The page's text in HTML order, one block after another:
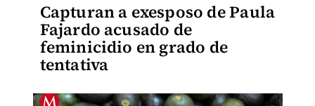
Capturan a exesposo de Paula
Fajardo acusado de
feminicidio en grado de
tentativa